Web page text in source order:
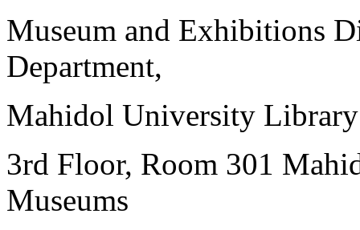
Museum and Exhibitions
Department,
Mahidol University
3rd Floor, Room 301
Museums